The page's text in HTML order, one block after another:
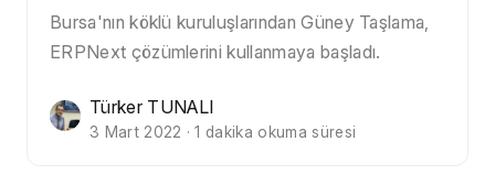
Bursa'nın köklü kuruluşlarından Güney Taşlama,
ERPNext çözümlerini kullanmaya başladı.
Türker TUNALI
3 Mart 2022 · 1 dakika okuma süresi